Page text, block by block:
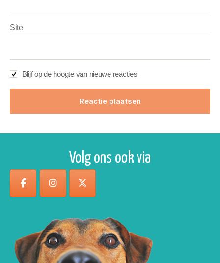
Site
Blijf op de hoogte van nieuwe reacties.
Volg ons ook via